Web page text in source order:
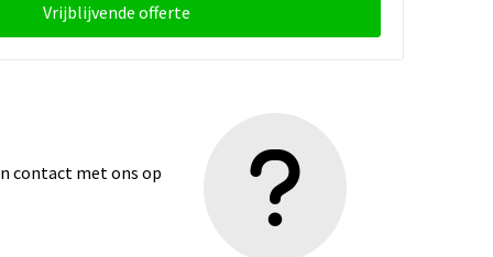
Vrijblijvende offerte
contact met ons op